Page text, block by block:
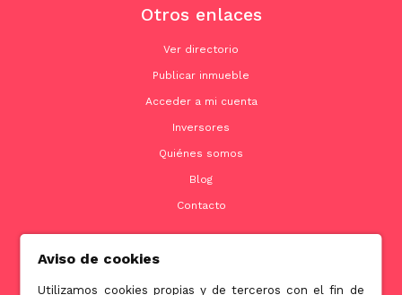
Otros enlaces
Ver directorio
Publicar inmueble
Acceder a mi cuenta
Inversores
Quiénes somos
Blog
Contacto
Contacto
Aviso de cookies
Utilizamos cookies propias y de terceros con el fin de